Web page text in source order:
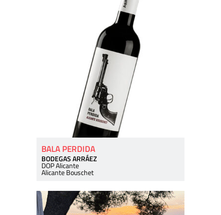
BALA PERDIDA
BODEGAS ARRÁEZ
DOP Alicante
Alicante Bouschet